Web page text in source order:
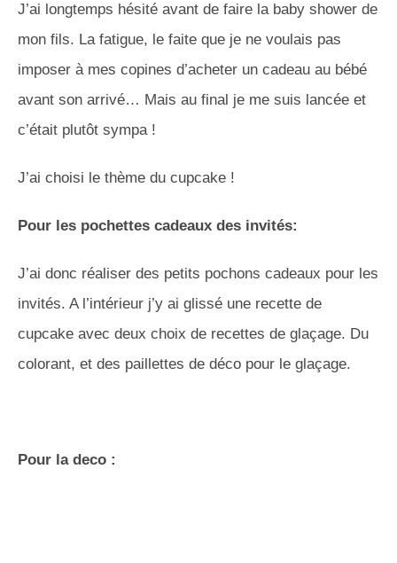
J’ai longtemps hésité avant de faire la baby shower de
mon fils. La fatigue, le faite que je ne voulais pas
imposer à mes copines d’acheter un cadeau au bébé
avant son arrivé… Mais au final je me suis lancée et
c’était plutôt sympa !
J’ai choisi le thème du cupcake !
Pour les pochettes cadeaux des invités:
J’ai donc réaliser des petits pochons cadeaux pour les
invités. A l’intérieur j’y ai glissé une recette de
cupcake avec deux choix de recettes de glaçage. Du
colorant, et des paillettes de déco pour le glaçage.
Pour la deco :